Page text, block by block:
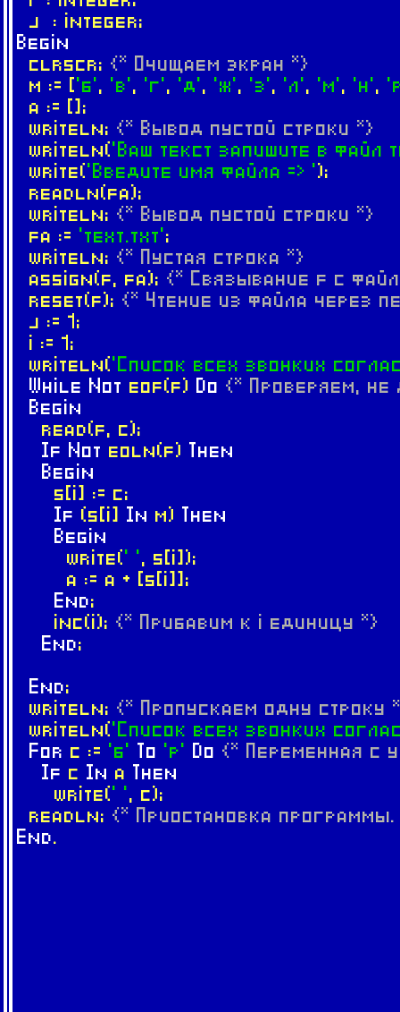
j : integer;
Begin
clrscr; {* Очищаем экран *}
m := ['б', 'в', 'г', 'д', 'ж', 'з', 'л', 'м', 'н',
a := [];
writeln; {* Вывод пустой строки *}
writeln('Ваш текст запишите в
write('Введите имя файла => ');
readln(fa);
writeln; {* Вывод пустой строки *}
fa := 'text.txt';
writeln; {* Пустая строка *}
assign(f, fa); {* Связывание f с
reset(f); {* Чтение из файла через
j := 1;
i := 1;
writeln('Список всех звонких
While Not eof(f) Do {* Проверяем, не
Begin
read(f, c);
If Not eoln(f) Then
Begin
s[i] := c;
If (s[i] In m) Then
Begin
write(' ', s[i]);
a := a + [s[i]];
End;
inc(i); {* Прибавим к i единицу *}
End;
End;
writeln; {* Пропускаем одну строку
writeln('Список всех звонких
For c := 'б' To 'р' Do {* Переменная c
If c In a Then
write(' ', c);
readln; {* Приостановка
End.